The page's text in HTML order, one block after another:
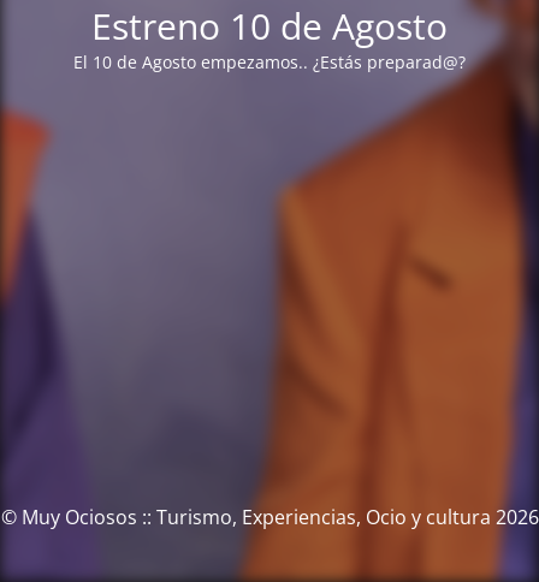
Estreno 10 de Agosto
El 10 de Agosto empezamos.. ¿Estás preparad@?
© Muy Ociosos :: Turismo, Experiencias, Ocio y cultura 2026